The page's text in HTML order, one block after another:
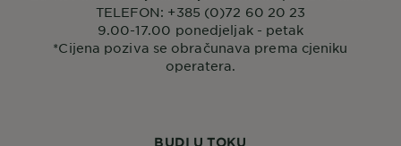
BUDI U TOKU
TELEFON: +385 (0)72 60 20 23
9.00-17.00 ponedjeljak - petak
*Cijena poziva se obračunava prema cjeniku
operatera.